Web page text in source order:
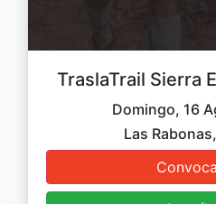
TraslaTrail Sierra
Domingo, 16
Las